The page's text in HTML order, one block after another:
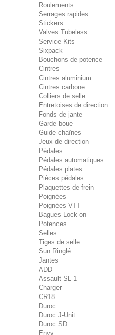
Roulements
Serrages rapides
Stickers
Valves Tubeless
Service Kits
Sixpack
Bouchons de potence
Cintres
Cintres aluminium
Cintres carbone
Colliers de selle
Entretoises de direction
Fonds de jante
Garde-boue
Guide-chaînes
Jeux de direction
Pédales
Pédales automatiques
Pédales plates
Pièces pédales
Plaquettes de frein
Poignées
Poignées VTT
Bagues Lock-on
Potences
Selles
Tiges de selle
Sun Ringlé
Jantes
ADD
Assault SL-1
Charger
CR18
Duroc
Duroc J-Unit
Duroc SD
Envy